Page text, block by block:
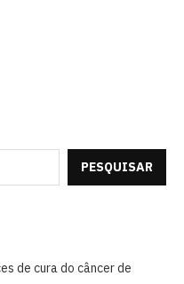
PESQUISAR
de cura do câncer de